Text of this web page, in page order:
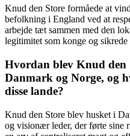
Knud den Store formåede at
befolkning i England ved at
arbejde tæt sammen med den
legitimitet som konge og
Hvordan blev Knud den
Danmark og Norge, og
disse lande?
Knud den Store blev husket i
og visionær leder, der førte sine